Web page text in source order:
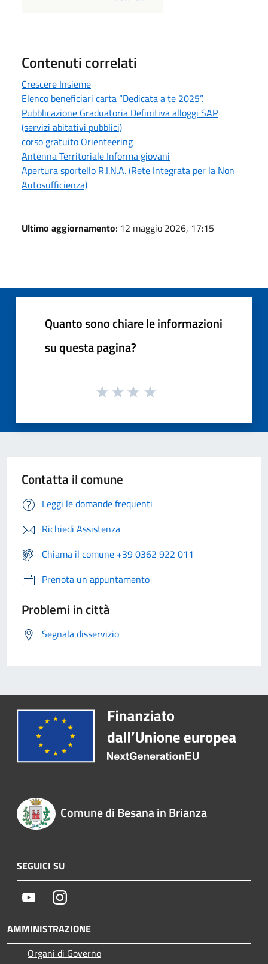
Contenuti correlati
Crescere Insieme
Elenco beneficiari carta “Dedicata a te 2025”.
Pubblicazione Graduatoria Definitiva alloggi SAP
(servizi abitativi pubblici)
corso gratuito Orienteering
Antenna Territoriale Informa giovani
Apertura sportello R.I.N.A. (Rete Integrata per la Non
Autosufficienza)
Ultimo aggiornamento: 12 maggio 2026, 17:15
Quanto sono chiare le informazioni
su questa pagina?
Contatta il comune
Leggi le domande frequenti
Richiedi Assistenza
Chiama il comune +39 0362 922 011
Prenota un appuntamento
Problemi in città
Segnala disservizio
Comune di Besana in Brianza
SEGUICI SU
YoutubeInstagram
AMMINISTRAZIONE
Organi di Governo